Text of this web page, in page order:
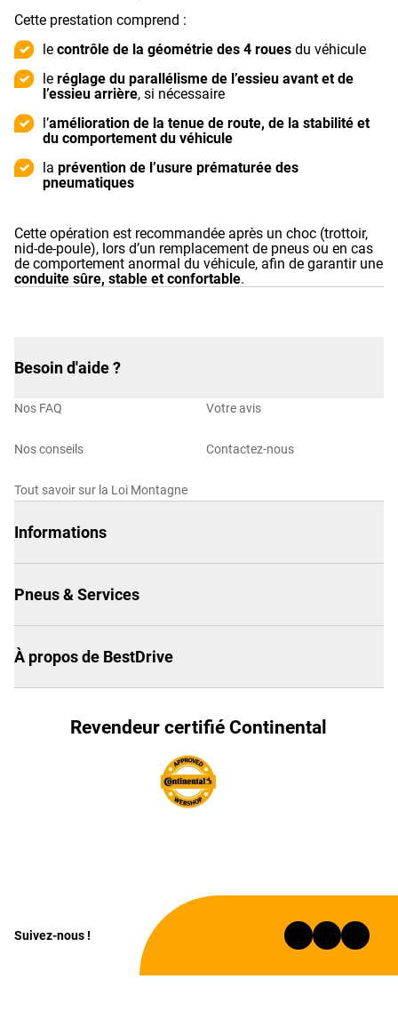
Cette prestation comprend :
le contrôle de la géométrie des 4 roues du véhicule
le réglage du parallélisme de l’essieu avant et de
l’essieu arrière, si nécessaire
l’amélioration de la tenue de route, de la stabilité et
du comportement du véhicule
la prévention de l’usure prématurée des
pneumatiques
Cette opération est recommandée après un choc (trottoir,
nid-de-poule), lors d’un remplacement de pneus ou en cas
de comportement anormal du véhicule, afin de garantir une
conduite sûre, stable et confortable.
Besoin d'aide ?
Nos FAQ
Nos conseils
Tout savoir sur la Loi Montagne
Votre avis
Contactez-nous
Informations
Pneus & Services
À propos de BestDrive
Revendeur certifié Continental
Suivez-nous !